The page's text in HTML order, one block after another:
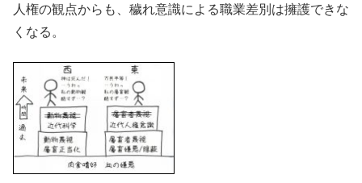
人権の観点からも、穢れ意識による職業差別は擁護できな
くなる。